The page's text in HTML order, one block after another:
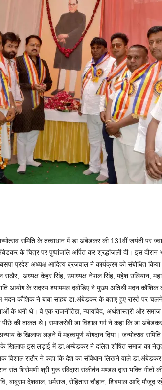
समिति के तत्वाधान में डा.अंबेडकर की 131वीं जयंती पर
के चित्र पर पुष्पांजलि अर्पित कर श्रद्धांजली दी। इस दौरान
प्रदेश अध्यक्ष आदित्य ब्रजवाल ने कार्यक्रम को संबोधित
अध्यक्ष केहर सिंह, उपाध्यक्ष नेपाल सिंह, महेश उलियान,
आयोग के सदस्य श्याममल दबोड़िए ने मुख्य अतिथी मदन कौशिक
मदन कौशिक ने बाबा साहब डा.अंबेडकर के बताए हुए रास्ते पर
के धनी थे। वे एक राजनीतिज्ञ, न्यायविद, अर्थशास्त्री और
की ताकत थे। समाजसेवी डा.विशाल गर्ग ने कहा कि
अन्याय के खिलाफ लड़ने में महत्वपूर्ण योगदान दिया। जन्मोत्सव
खिलाफ इस लड़ाई में डा.अम्बेडकर ने दलित शोषित समाज का
विशाल राठौर ने कहा कि देश का संविधान लिखने वाले
संत शिरोमणी श्री गुरू रविदास संकीर्तन मण्डल द्वारा भक्ति
बाबूराम देशवाल, धर्मराज, रोहितास चौहान, शिवपाल आदि मौजूद